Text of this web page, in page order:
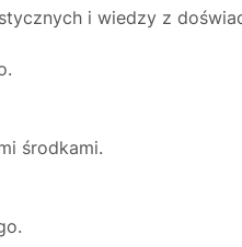
i wiedzy z
środkami.